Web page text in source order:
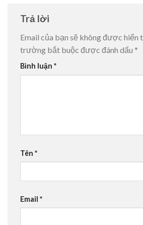
Trả lời
Email của bạn sẽ không được hiển
trường bắt buộc được đánh dấu *
Bình luận *
Tên *
Email *